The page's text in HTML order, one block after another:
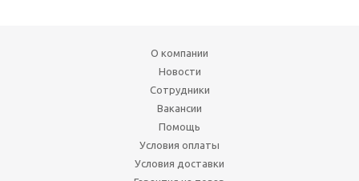
О компании
Новости
Сотрудники
Вакансии
Помощь
Условия оплаты
Условия доставки